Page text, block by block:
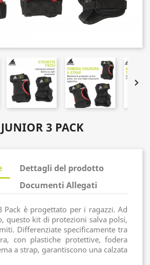

3 PACK
Dettagli del prodotto
Documenti Allegati
Pack è progettato per i ragazzi. Ad
questo kit di protezioni salva polsi,
Differenziate specificamente tra
con plastiche protettive, fodera
a strap, garantiscono una calzata